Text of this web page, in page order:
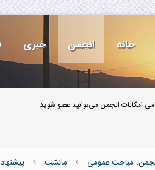
خانه انجمن خبری
امکانات انجمن می‌توانید عضو شوید.
مباحث عمومی مانشت